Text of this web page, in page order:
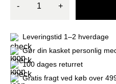
- +
Leveringstid 1–2 hverdage
Gør din kasket personlig
100 dages returret
Gratis fragt ved køb over